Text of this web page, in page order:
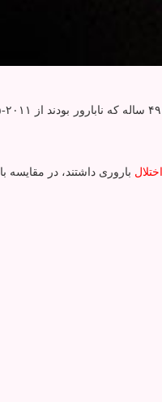
اختلال باروری داشتند، در مقایسه با ۱۶ درصد در بررسی بعدی.